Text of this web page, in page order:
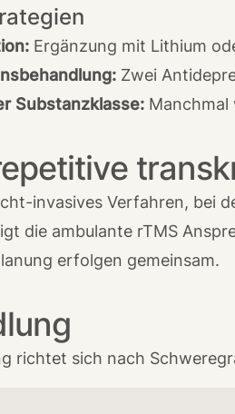
Ergänzung mit Lithium
Zwei
Substanzklasse: Manchmal
invasives Verfahren, bei
die ambulante rTMS
erfolgen gemeinsam.
richtet sich nach